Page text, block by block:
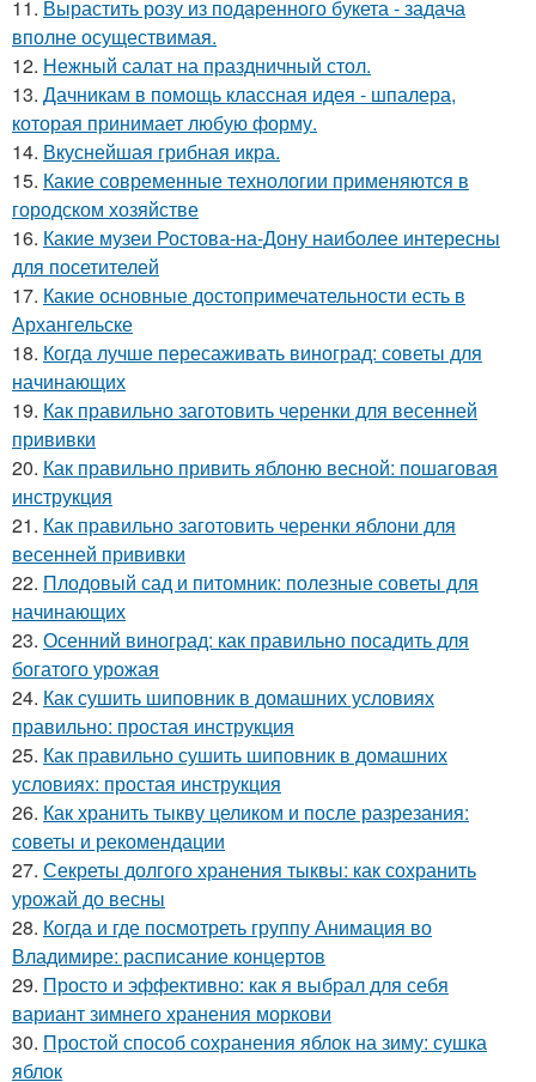
11. Вырастить розу из подаренного букета - задача
вполне осуществимая.
12. Нежный салат на праздничный стол.
13. Дачникам в помощь классная идея - шпалера,
которая принимает любую форму.
14. Вкуснейшая грибная икра.
15. Какие современные технологии применяются в
городском хозяйстве
16. Какие музеи Ростова-на-Дону наиболее интересны
для посетителей
17. Какие основные достопримечательности есть в
Архангельске
18. Когда лучше пересаживать виноград: советы для
начинающих
19. Как правильно заготовить черенки для весенней
прививки
20. Как правильно привить яблоню весной: пошаговая
инструкция
21. Как правильно заготовить черенки яблони для
весенней прививки
22. Плодовый сад и питомник: полезные советы для
начинающих
23. Осенний виноград: как правильно посадить для
богатого урожая
24. Как сушить шиповник в домашних условиях
правильно: простая инструкция
25. Как правильно сушить шиповник в домашних
условиях: простая инструкция
26. Как хранить тыкву целиком и после разрезания:
советы и рекомендации
27. Секреты долгого хранения тыквы: как сохранить
урожай до весны
28. Когда и где посмотреть группу Анимация во
Владимире: расписание концертов
29. Просто и эффективно: как я выбрал для себя
вариант зимнего хранения моркови
30. Простой способ сохранения яблок на зиму: сушка
яблок